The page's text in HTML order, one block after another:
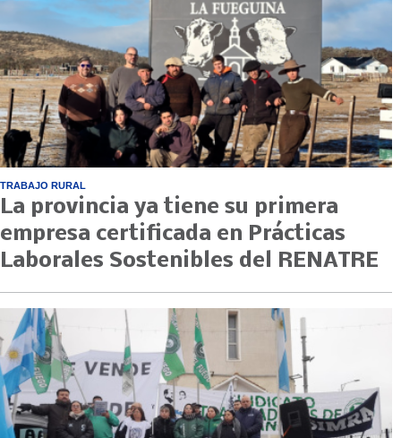
TRABAJO RURAL
La provincia ya tiene su primera
empresa certificada en Prácticas
Laborales Sostenibles del RENATRE